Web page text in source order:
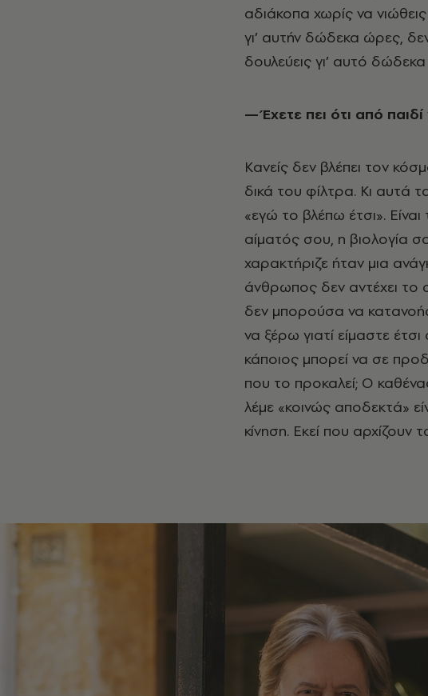
αδιάκοπα χωρίς να
γι’ αυτήν δώδεκα ώρες,
δουλεύεις γι’ αυτό
— Έχετε πει ότι από
Κανείς δεν βλέπει τον
δικά του φίλτρα. Κι αυτά
«εγώ το βλέπω έτσι».
αίματός σου, η βιολογία
χαρακτήριζε ήταν μια
άνθρωπος δεν αντέχει το
δεν μπορούσα να
να ξέρω γιατί είμαστε
κάποιος μπορεί να σε
που το προκαλεί; Ο
λέμε «κοινώς αποδεκτά»
κίνηση. Εκεί που αρχίζουν